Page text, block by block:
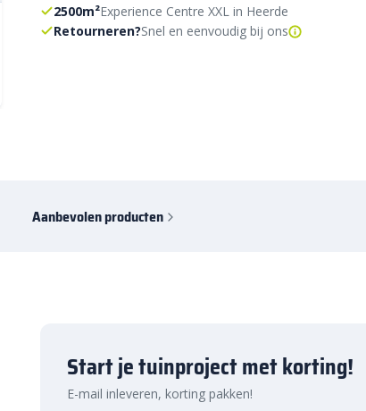
2500m²Experience Centre XXL in Heerde
Retourneren?Snel en eenvoudig bij ons
Aanbevolen producten
Start je tuinproject met korting!
E-mail inleveren, korting pakken!